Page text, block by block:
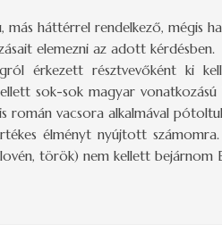
háttérrel rendelkező, mégis
elemezni az adott kérdésben.
érkezett résztvevőként ki
sok-sok magyar
román vacsora alkalmával
élményt nyújtott
török) nem kellett